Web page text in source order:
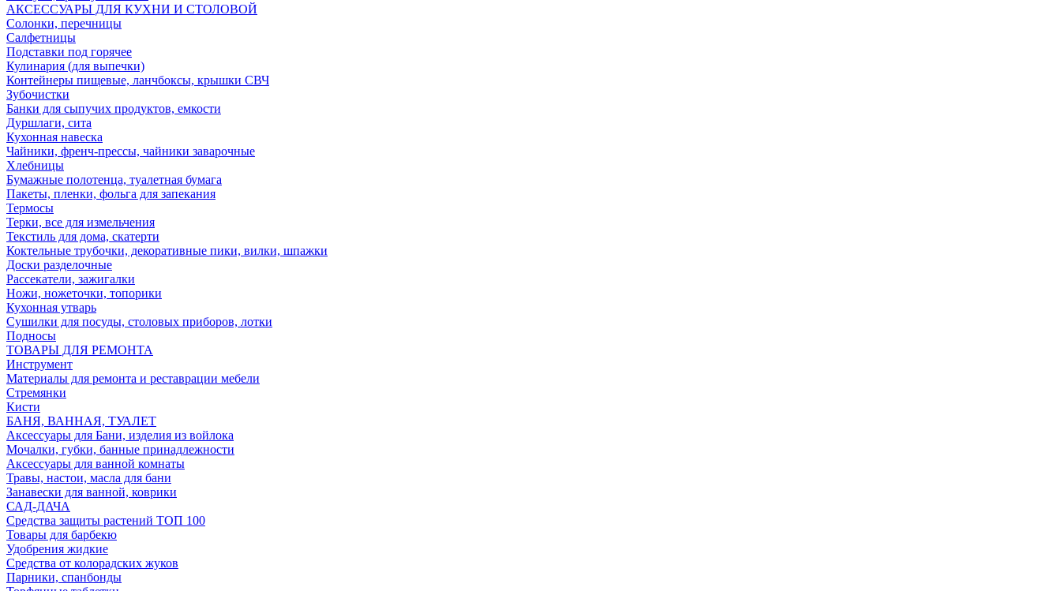
АКСЕССУАРЫ ДЛЯ КУХНИ И СТОЛОВОЙ
Солонки, перечницы
Салфетницы
Подставки под горячее
Кулинария (для выпечки)
Контейнеры пищевые, ланчбоксы, крышки СВЧ
Зубочистки
Банки для сыпучих продуктов, емкости
Дуршлаги, сита
Кухонная навеска
Чайники, френч-прессы, чайники заварочные
Хлебницы
Бумажные полотенца, туалетная бумага
Пакеты, пленки, фольга для запекания
Термосы
Терки, все для измельчения
Текстиль для дома, скатерти
Коктельные трубочки, декоративные пики, вилки, шпажки
Доски разделочные
Рассекатели, зажигалки
Ножи, ножеточки, топорики
Кухонная утварь
Сушилки для посуды, столовых приборов, лотки
Подносы
ТОВАРЫ ДЛЯ РЕМОНТА
Инструмент
Материалы для ремонта и реставрации мебели
Стремянки
Кисти
БАНЯ, ВАННАЯ, ТУАЛЕТ
Аксессуары для Бани, изделия из войлока
Мочалки, губки, банные принадлежности
Аксессуары для ванной комнаты
Травы, настои, масла для бани
Занавески для ванной, коврики
САД-ДАЧА
Средства защиты растений ТОП 100
Товары для барбекю
Удобрения жидкие
Средства от колорадских жуков
Парники, спанбонды